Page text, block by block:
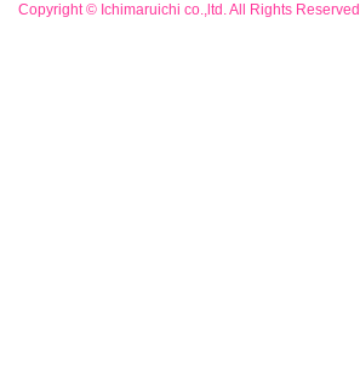
Copyright © Ichimaruichi co.,ltd. All Rights